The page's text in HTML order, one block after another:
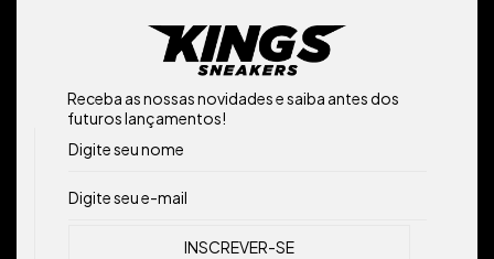
Receba as nossas novidades e saiba antes dos
futuros lançamentos!